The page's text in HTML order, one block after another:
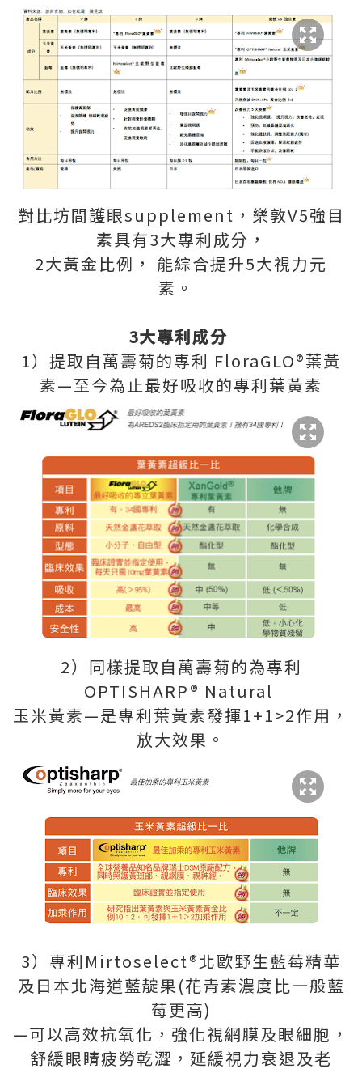
對比坊間護眼supplement，樂敦V5強目
素具有3大專利成分，
2大黃金比例， 能綜合提升5大視力元
素。
3大專利成分
1）提取自萬壽菊的專利 FloraGLO®葉黃
素—至今為止最好吸收的專利葉黃素
2）同樣提取自萬壽菊的為專利
OPTISHARP® Natural
玉米黃素—是專利葉黃素發揮1+1>2作用，
放大效果。
3）專利Mirtoselect®北歐野生藍莓精華
及日本北海道藍靛果(花青素濃度比一般藍
莓更高)
—可以高效抗氧化，強化視網膜及眼細胞，
舒緩眼睛疲勞乾澀，延緩視力衰退及老